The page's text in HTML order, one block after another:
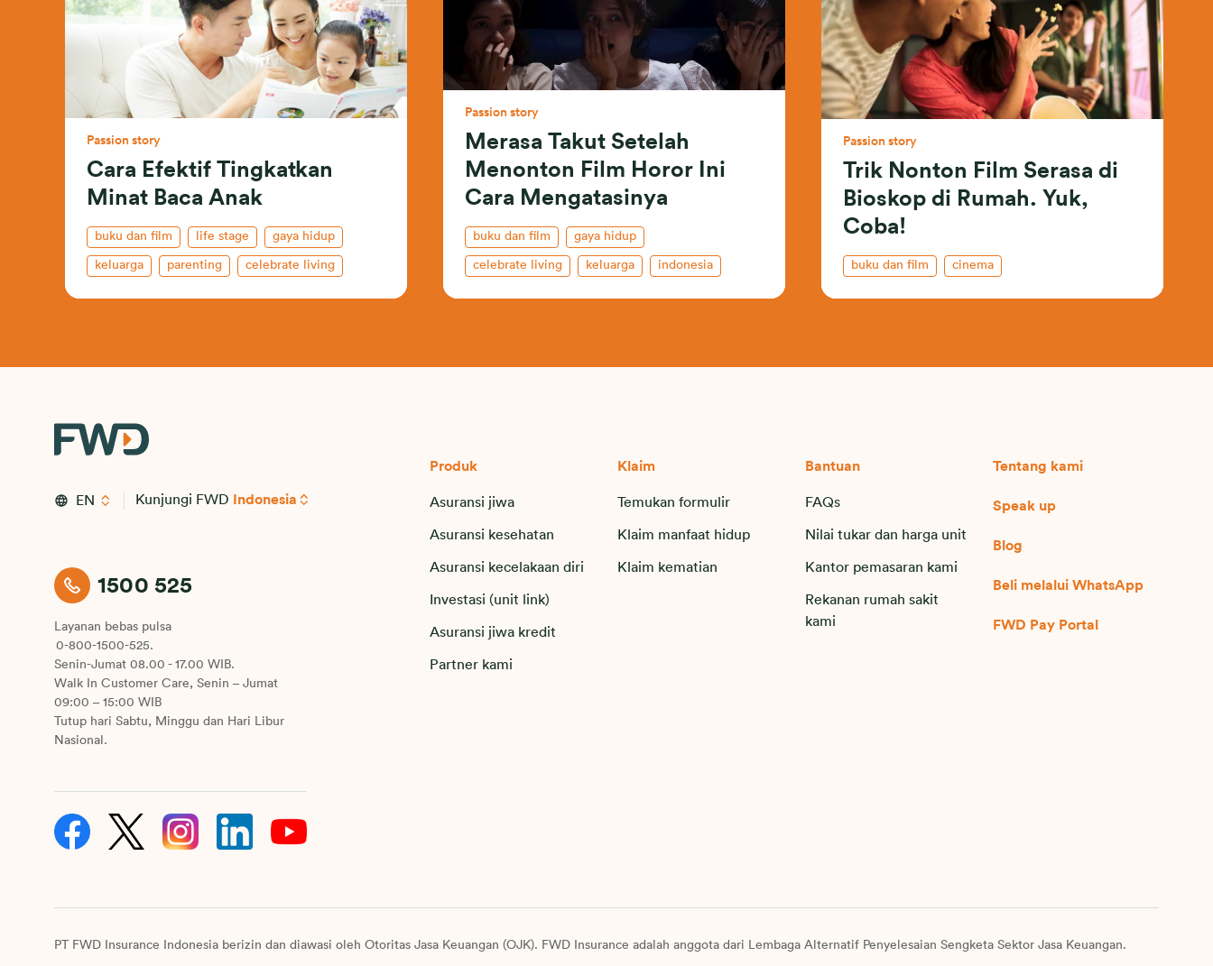
Passion story
Cara Efektif Tingkatkan
Minat Baca Anak
buku dan film life stage gaya hidup
keluarga parenting celebrate living
Passion story
Merasa Takut Setelah
Menonton Film Horor Ini
Cara Mengatasinya
buku dan film gaya hidup
celebrate living keluarga indonesia
Passion story
Trik Nonton Film Serasa di
Bioskop di Rumah. Yuk,
Coba!
buku dan film cinema
EN Kunjungi FWD Indonesia
1500 525
Layanan bebas pulsa
0-800-1500-525.
Senin-Jumat 08.00 - 17.00 WIB.
Walk In Customer Care, Senin – Jumat
09:00 – 15:00 WIB
Tutup hari Sabtu, Minggu dan Hari Libur
Nasional.
Produk
Asuransi jiwa
Asuransi kesehatan
Asuransi kecelakaan diri
Investasi (unit link)
Asuransi jiwa kredit
Partner kami
Klaim
Temukan formulir
Klaim manfaat hidup
Klaim kematian
Bantuan
FAQs
Nilai tukar dan harga unit
Kantor pemasaran kami
Rekanan rumah sakit
kami
Tentang kami
Speak up
Blog
Beli melalui WhatsApp
FWD Pay Portal
PT FWD Insurance Indonesia berizin dan diawasi oleh Otoritas Jasa Keuangan (OJK). FWD Insurance adalah anggota dari Lembaga Alternatif Penyelesaian Sengketa Sektor Jasa Keuangan.